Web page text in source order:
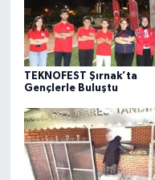
TEKNOFEST Şırnak’ta
Gençlerle Buluştu